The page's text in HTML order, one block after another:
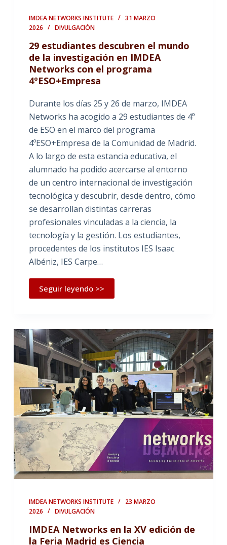
IMDEA NETWORKS INSTITUTE
31 MARZO
2026
DIVULGACIÓN
29 estudiantes descubren el mundo
de la investigación en IMDEA
Networks con el programa
4ºESO+Empresa
Durante los días 25 y 26 de marzo, IMDEA
Networks ha acogido a 29 estudiantes de 4º
de ESO en el marco del programa
4ºESO+Empresa de la Comunidad de Madrid.
A lo largo de esta estancia educativa, el
alumnado ha podido acercarse al entorno
de un centro internacional de investigación
tecnológica y descubrir, desde dentro, cómo
se desarrollan distintas carreras
profesionales vinculadas a la ciencia, la
tecnología y la gestión. Los estudiantes,
procedentes de los institutos IES Isaac
Albéniz, IES Carpe…
Seguir leyendo >>
IMDEA NETWORKS INSTITUTE
23 MARZO
2026
DIVULGACIÓN
IMDEA Networks en la XV edición de
la Feria Madrid es Ciencia